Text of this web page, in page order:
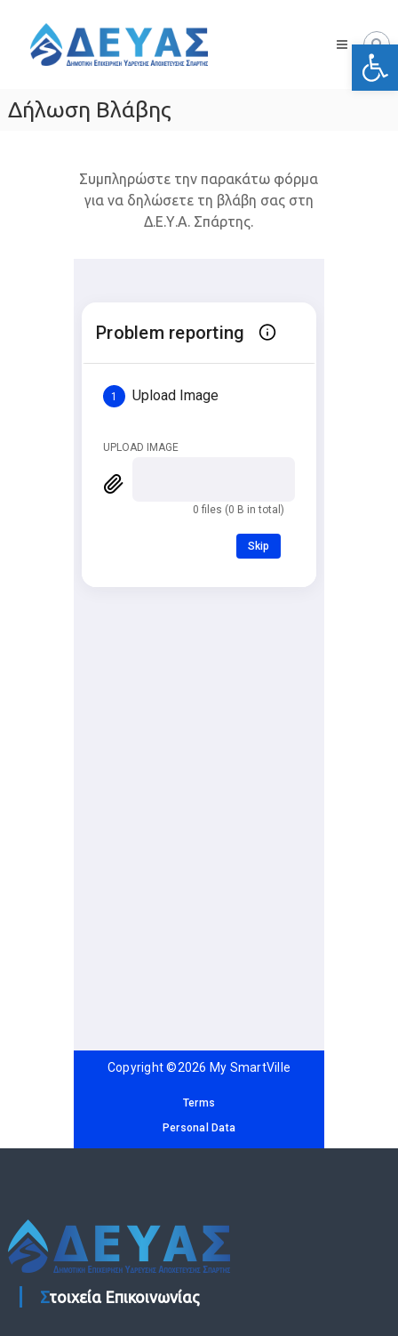
content
Δ.Ε.Υ.Α.
Σπάρτης
Δημοτική
Αποχέτευσης
Σπάρτης
Δήλωση Βλάβης
Συμπληρώστε την παρακάτω φόρμα
για να δηλώσετε τη βλάβη σας στη
Δ.Ε.Υ.Α. Σπάρτης.
Στοιχεία Επικοινωνίας